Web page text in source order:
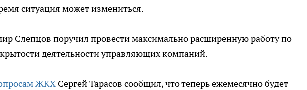
ситуация может измениться.
Слепцов поручил провести максимально расширенную работу по
деятельности управляющих компаний.
ЖКХ Сергей Тарасов сообщил, что теперь ежемесячно будет